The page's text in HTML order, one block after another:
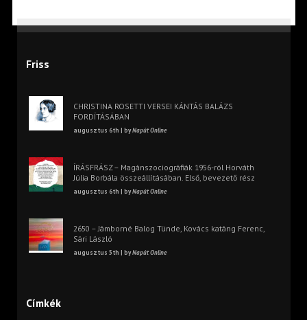
Friss
CHRISTINA ROSETTI VERSEI KÁNTÁS BALÁZS
FORDÍTÁSÁBAN
augusztus 6th | byNapút Online
ÍRÁSFRÁSZ – Magánszociográfiák 1956-ról Horváth
Júlia Borbála összeállításában. Első, bevezető rész
augusztus 6th | byNapút Online
2650 – Jámborné Balog Tünde, Kovács katáng Ferenc,
Sári László
augusztus 5th | byNapút Online
Címkék